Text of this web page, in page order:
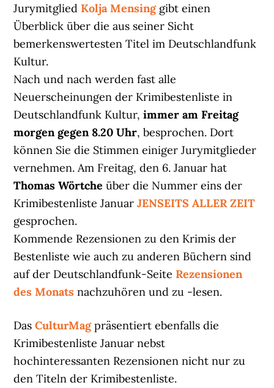
Jurymitglied Kolja Mensing gibt einen
Überblick über die aus seiner Sicht
bemerkenswertesten Titel im Deutschlandfunk
Kultur.
Nach und nach werden fast alle
Neuerscheinungen der Krimibestenliste in
Deutschlandfunk Kultur,immer am Freitag
morgen gegen 8.20 Uhr, besprochen. Dort
können Sie die Stimmen einiger Jurymitglieder
vernehmen. Am Freitag, den 6. Januar hat
Thomas Wörtche über die Nummer eins der
Krimibestenliste JanuarJENSEITS ALLER ZEIT
gesprochen.
Kommende Rezensionen zu den Krimis der
Bestenliste wie auch zu anderen Büchern sind
auf der Deutschlandfunk-Seite Rezensionen
des Monats nachzuhören und zu -lesen.
DasCulturMagpräsentiert ebenfalls die
Krimibestenliste Januar nebst
hochinteressanten Rezensionen nicht nur zu
den Titeln der Krimibestenliste.